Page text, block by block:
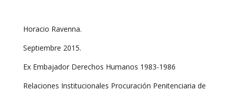
Horacio Ravenna.
Septiembre 2015.
Ex Embajador Derechos Humanos 1983-1986
Relaciones Institucionales Procuración Penitenciaria de